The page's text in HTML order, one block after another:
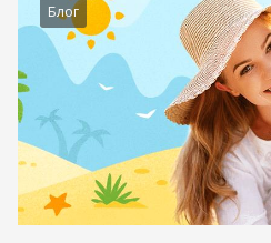
Блог